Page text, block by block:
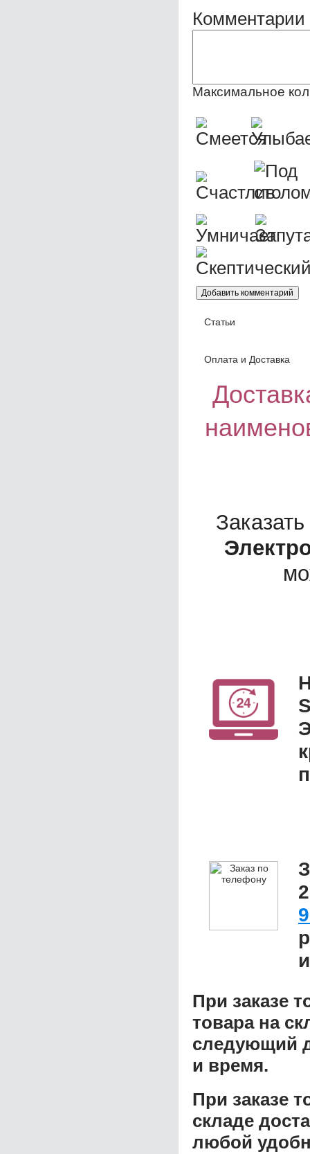
Комментарии
Максимальное
Статьи
Оплата и Доставка
При заказе
товара на
следующий
и время.
При заказе
складе
любой